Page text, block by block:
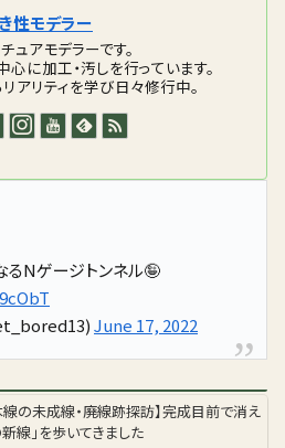
性モデラー
ュアモデラーです。
に加工・汚しを行っています。
アリティを学び日々修行中。
るNゲージトンネル🤪
June 17, 2022
線の未成線・廃線跡探訪】完成目前で消え
線」を歩いてきました